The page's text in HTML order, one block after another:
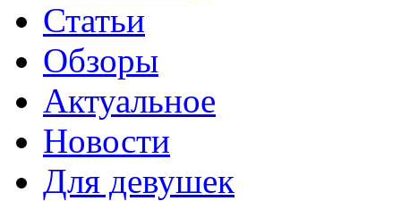
Статьи
Обзоры
Актуальное
Новости
Для девушек